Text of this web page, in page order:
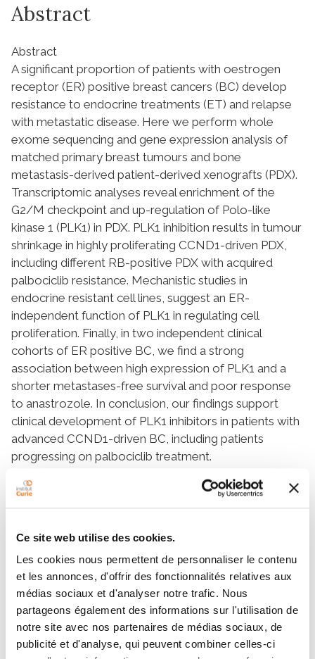
Ce site web utilise des cookies.
Les cookies nous permettent de personnaliser le contenu
et les annonces, d'offrir des fonctionnalités relatives aux
médias sociaux et d'analyser notre trafic. Nous
partageons également des informations sur l'utilisation de
notre site avec nos partenaires de médias sociaux, de
publicité et d'analyse, qui peuvent combiner celles-ci
Abstract
Abstract
A significant proportion of patients with oestrogen
receptor (ER) positive breast cancers (BC) develop
resistance to endocrine treatments (ET) and relapse
with metastatic disease. Here we perform whole
exome sequencing and gene expression analysis of
matched primary breast tumours and bone
metastasis-derived patient-derived xenografts (PDX).
Transcriptomic analyses reveal enrichment of the
G2/M checkpoint and up-regulation of Polo-like
kinase 1 (PLK1) in PDX. PLK1 inhibition results in tumour
shrinkage in highly proliferating CCND1 -driven PDX,
including different RB-positive PDX with acquired
palbociclib resistance. Mechanistic studies in
endocrine resistant cell lines, suggest an ER-
independent function of PLK1 in regulating cell
proliferation. Finally, in two independent clinical
cohorts of ER positive BC, we find a strong
association between high expression of PLK1 and a
shorter metastases-free survival and poor response
to anastrozole. In conclusion, our findings support
clinical development of PLK1 inhibitors in patients with
advanced CCND1 -driven BC, including patients
progressing on palbociclib treatment.
Members